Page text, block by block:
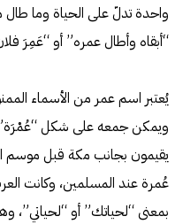
واحدة تدلّ على الحياة وما طال
“أبقاه وأطال عمره” أو “عَمِرَ
يُعتبر اسم عمر من الأسماء
ويمكن جمعه على شكل
يقيمون بجانب مكة قبل موسم
عُمرة عند المسلمين، وكانت
بمعنى “لحياتك” أو “لحياتي”،